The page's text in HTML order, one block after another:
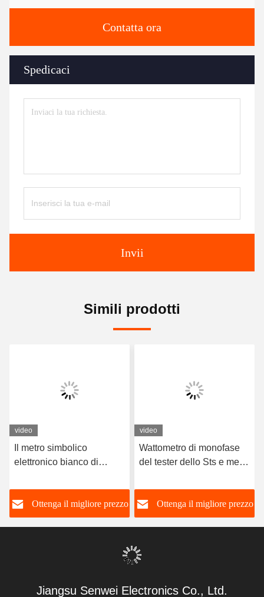
Contatta ora
Spedicaci
Invii
Simili prodotti
video
Il metro simbolico
elettronico bianco di
monofase ha prepagato il
CE RS485
Ottenga il migliore prezzo
video
Wattometro di monofase
del tester dello Sts e metro
0.004Ib di energia
Ottenga il migliore prezzo
Jiangsu Senwei Electronics Co., Ltd.